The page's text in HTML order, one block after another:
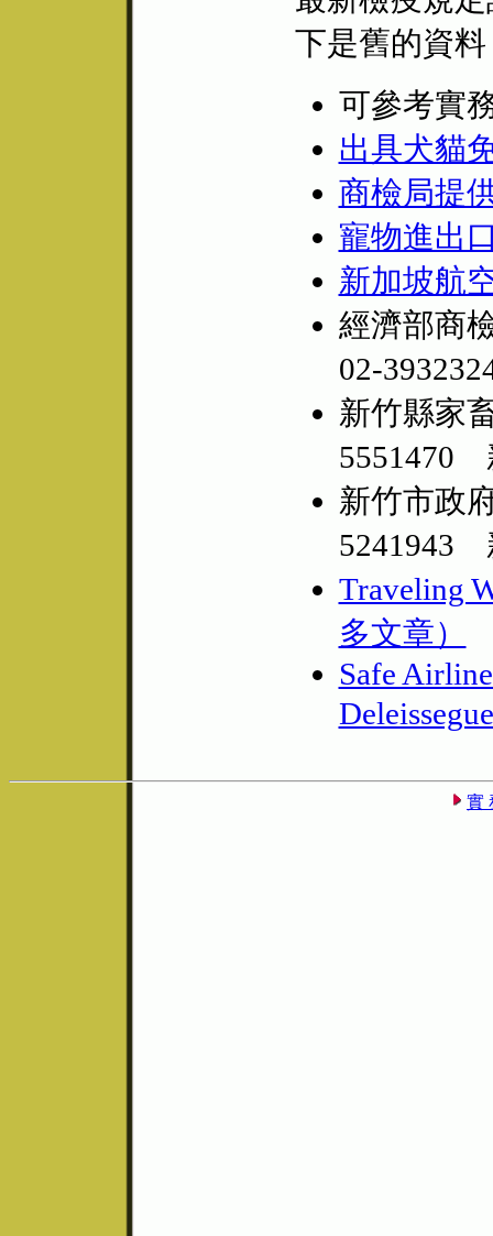
下是舊的資料
可參考實
出具犬貓
商檢局提
寵物進出
新加坡航
經濟部商
02-
新竹縣家
5551470
新竹市政
5241943
Traveling
多文章）
Safe
實